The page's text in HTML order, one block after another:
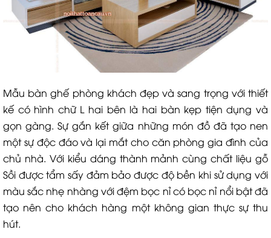
Mẫu bàn ghế phòng khách đẹp và sang trọng với thiết
kế có hình chữ L hai bên là hai bàn kẹp tiện dụng và
gọn gàng. Sự gắn kết giữa những món đồ đã tạo nen
một sự độc đáo và lại mắt cho căn phòng gia đình của
chủ nhà. Với kiểu dáng thành mảnh cùng chất liệu gỗ
Sồi được tẩm sấy đảm bảo được độ bền khi sử dụng với
màu sắc nhẹ nhàng với đệm bọc nỉ có bọc nỉ nổi bật đã
tạo nên cho khách hàng một không gian thực sự thu
hút.